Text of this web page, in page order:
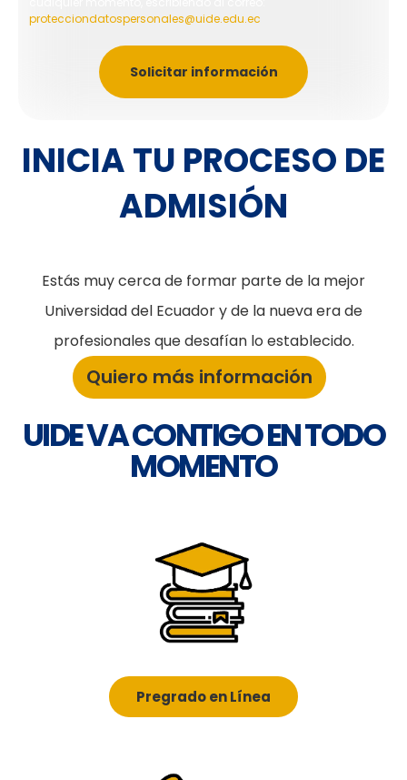
protecciondatospersonales@uide.edu.ec
Solicitar información
INICIA TU PROCESO DE
ADMISIÓN
Estás muy cerca de formar parte de la mejor
Universidad del Ecuador y de la nueva era de
profesionales que desafían lo establecido.
Quiero más información
UIDE VA CONTIGO EN TODO
MOMENTO
Pregrado en Línea